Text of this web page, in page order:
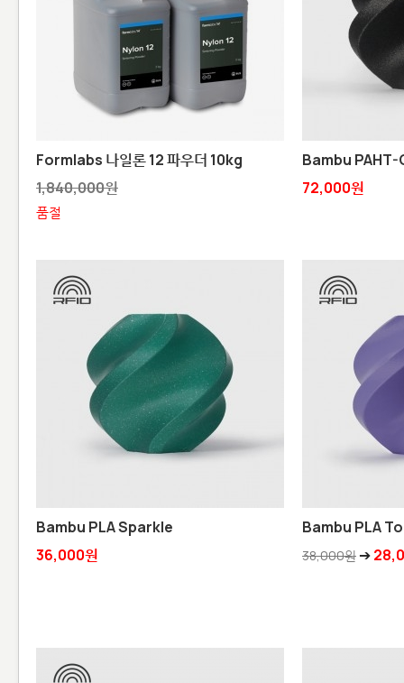
Formlabs 나일론 12 파우더 10kg
1,840,000원
품절
Bambu PAHT-
72,000원
Bambu PLA Sparkle
36,000원
Bambu PLA
38,000원 ➔